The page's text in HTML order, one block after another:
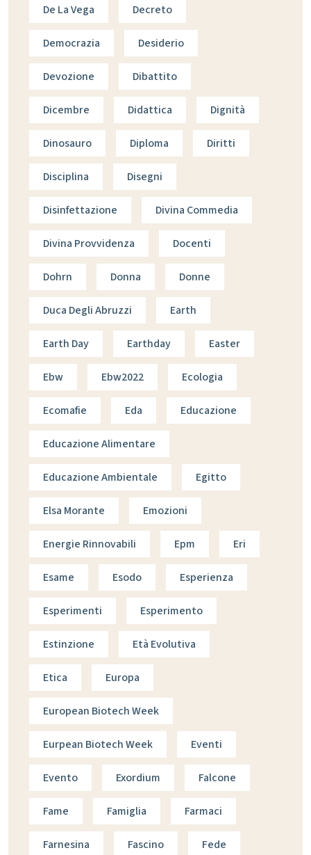
De La Vega Decreto
Democrazia Desiderio
Devozione Dibattito
Dicembre Didattica Dignità
Dinosauro Diploma Diritti
Disciplina Disegni
Disinfettazione Divina Commedia
Divina Provvidenza Docenti
Dohrn Donna Donne
Duca Degli Abruzzi Earth
Earth Day Earthday Easter
Ebw Ebw2022 Ecologia
Ecomafie Eda Educazione
Educazione Alimentare
Educazione Ambientale Egitto
Elsa Morante Emozioni
Energie Rinnovabili Epm Eri
Esame Esodo Esperienza
Esperimenti Esperimento
Estinzione Età Evolutiva
Etica Europa
European Biotech Week
Eurpean Biotech Week Eventi
Evento Exordium Falcone
Fame Famiglia Farmaci
Farnesina Fascino Fede